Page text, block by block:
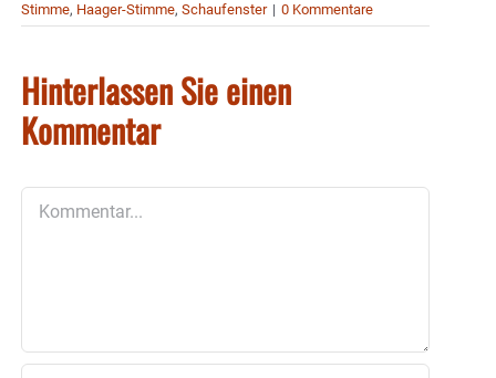
Stimme, Haager-Stimme, Schaufenster | 0 Kommentare
Hinterlassen Sie einen
Kommentar